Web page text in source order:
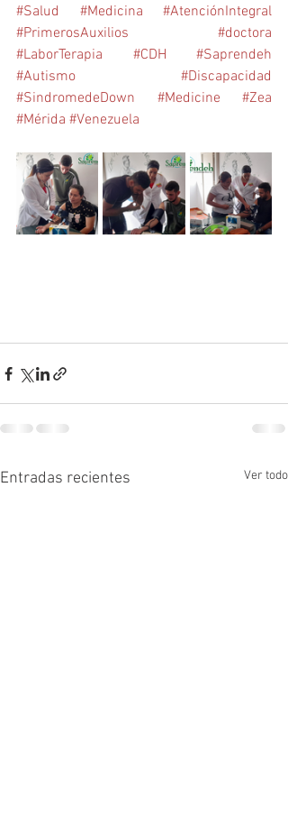
#Salud
#Medicina
#AtenciónIntegral
#PrimerosAuxilios
#doctora
#LaborTerapia
#CDH
#Saprendeh
#Autismo
#Discapacidad
#SindromedeDown
#Medicine
#Zea
#Mérida #Venezuela
Entradas recientes Ver todo